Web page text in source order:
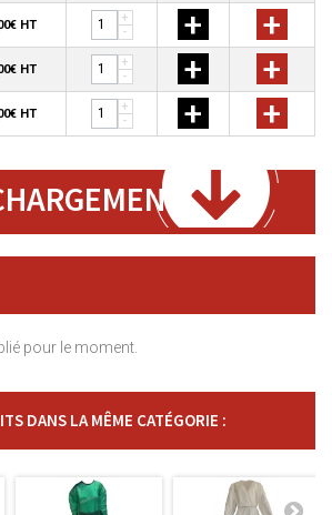
HT
+
-
+ +
HT
+
-
+ +
HT
+
-
+ +
pour le moment.
DANS LA MÊME CATÉGORIE :